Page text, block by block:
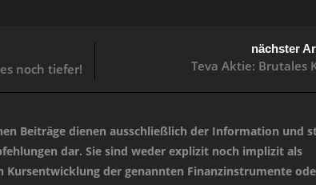
noch tiefer!
nächster
Teva Aktie: Brutales
Beiträge dienen ausschließlich der Information und
dar. Sie sind weder explizit noch implizit als
Kursentwicklung der genannten Finanzinstrumente